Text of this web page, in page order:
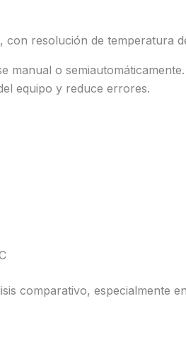
resolución de temperatura
manual o
equipo y reduce errores.
comparativo, especialmente